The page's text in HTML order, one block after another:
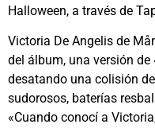
Halloween, a través de
Victoria De Angelis de
del álbum, una versión de
desatando una colisión
sudorosos, baterías
«Cuando conocí a